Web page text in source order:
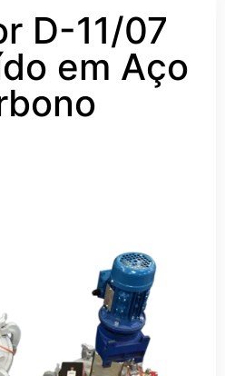
D-11/07
em Aço